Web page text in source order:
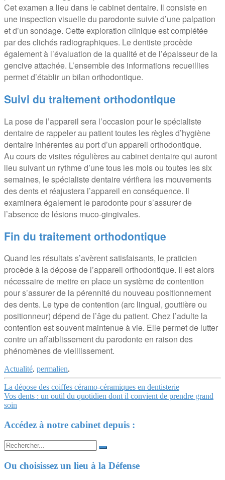
Cet examen a lieu dans le cabinet dentaire. Il consiste en
une inspection visuelle du parodonte suivie d’une palpation
et d’un sondage. Cette exploration clinique est complétée
par des clichés radiographiques. Le dentiste procède
également à l’évaluation de la qualité et de l’épaisseur de la
gencive attachée. L’ensemble des informations recueillies
permet d’établir un bilan orthodontique.
Suivi du traitement orthodontique
La pose de l’appareil sera l’occasion pour le spécialiste
dentaire de rappeler au patient toutes les règles d’hygiène
dentaire inhérentes au port d’un appareil orthodontique.
Au cours de visites régulières au cabinet dentaire qui auront
lieu suivant un rythme d’une tous les mois ou toutes les six
semaines, le spécialiste dentaire vérifiera les mouvements
des dents et réajustera l’appareil en conséquence. Il
examinera également le parodonte pour s’assurer de
l’absence de lésions muco-gingivales.
Fin du traitement orthodontique
Quand les résultats s’avèrent satisfaisants, le praticien
procède à la dépose de l’appareil orthodontique. Il est alors
nécessaire de mettre en place un système de contention
pour s’assurer de la pérennité du nouveau positionnement
des dents. Le type de contention (arc lingual, gouttière ou
positionneur) dépend de l’âge du patient. Chez l’adulte la
contention est souvent maintenue à vie. Elle permet de lutter
contre un affaiblissement du parodonte en raison des
phénomènes de vieillissement.
Actualité. permalien.
Navigation
Article
La dépose des coiffes céramo-céramiques en dentisterie
Vos dents : un outil du quotidien dont il convient de prendre grand
soin
Accédez à notre cabinet depuis :
Search
for:
Ou choisissez un lieu à la Défense